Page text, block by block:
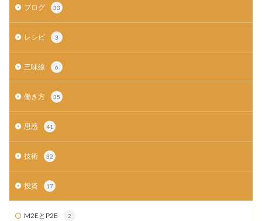
ブログ 33
レシピ 3
三味線 6
働き方 35
思惑 41
技術 32
投資 17
M2EとP2E 2